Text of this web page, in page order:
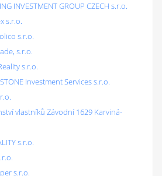
INVESTMENT GROUP CZECH s.r.o.
s.r.o.
s.r.o.
s.r.o.
s.r.o.
Investment Services s.r.o.
vlastníků Závodní 1629 Karviná-
s.r.o.
s.r.o.